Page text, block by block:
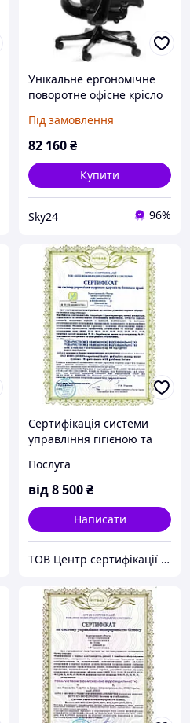
Унікальне ергономічне
поворотне офісне крісло
відповідає вимогам
охорони здоров'я та
Під замовлення
82 160₴
Купити
Sky24 96%
Сертифікація системи
управління гігієною та
вимогами ISO 45001:2018
Послуга
від8 500₴
Написати
ТОВ Центр сертифікації ЄВРОСТАНДАРТ (Група компаній)